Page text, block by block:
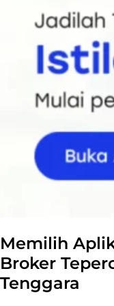
Memilih
Broker
Tenggara